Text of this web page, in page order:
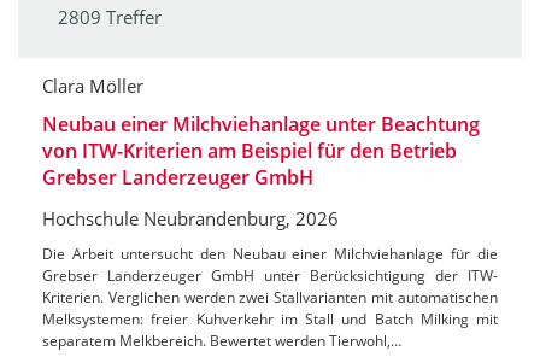
2809 Treffer
Clara Möller
Neubau einer Milchviehanlage unter Beachtung
von ITW-Kriterien am Beispiel für den Betrieb
Grebser Landerzeuger GmbH
Hochschule Neubrandenburg, 2026
Die Arbeit untersucht den Neubau einer Milchviehanlage für die
Grebser Landerzeuger GmbH unter Berücksichtigung der ITW-
Kriterien. Verglichen werden zwei Stallvarianten mit automatischen
Melksystemen: freier Kuhverkehr im Stall und Batch Milking mit
separatem Melkbereich. Bewertet werden Tierwohl,…